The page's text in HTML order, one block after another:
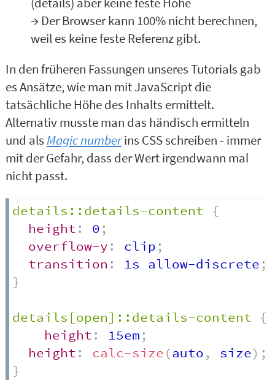
(details) aber keine feste Höhe
→ Der Browser kann 100% nicht berechnen,
weil es keine feste Referenz gibt.
In den früheren Fassungen unseres Tutorials gab
es Ansätze, wie man mit JavaScript die
tatsächliche Höhe des Inhalts ermittelt.
Alternativ musste man das händisch ermitteln
und alsMagic numberins CSS schreiben - immer
mit der Gefahr, dass der Wert irgendwann mal
nicht passt.
details::details-content
{
height: 0;
overflow-y: clip;
transition : 1s allow-discrete;
}
details[open]::details-content
{
height: 15em;
height: calc-size(auto , size) ;
}